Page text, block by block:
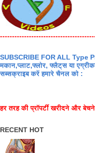
SUBSCRIBE FOR ALL Type
मकान,प्लाट,फ्लोर, फ्लैट्स या
सब्सक्राइब करें हमारे चैनल को :
हर तरह की प्रॉपर्टी खरीदने और
RECENT HOT